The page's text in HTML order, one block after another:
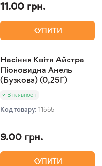
11.00 грн.
КУПИТИ
Насіння Квіти Айстра
Піоновидна Анель
(Бузкова) (0,25Г)
В наявності
Код товару: 11555
9.00 грн.
КУПИТИ